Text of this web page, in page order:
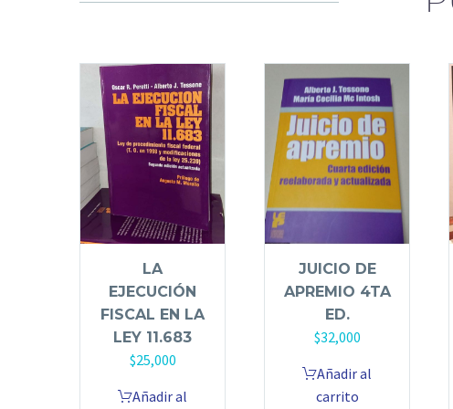
LA
EJECUCIÓN
FISCAL EN LA
LEY 11.683
$25,000
Añadir al
JUICIO DE
APREMIO 4TA
ED.
$32,000
Añadir al
carrito